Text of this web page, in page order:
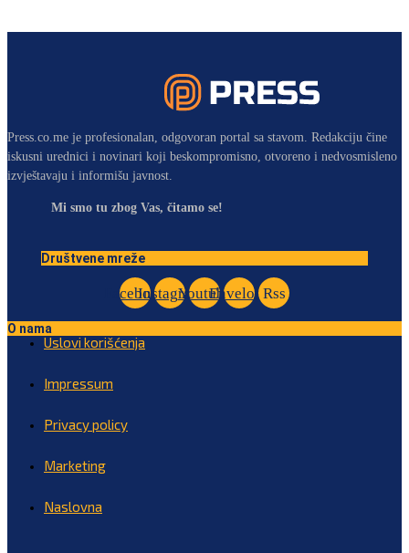
Press.co.me je profesionalan, odgovoran portal sa stavom. Redakciju čine
iskusni urednici i novinari koji beskompromisno, otvoreno i nedvosmisleno
izvještavaju i informišu javnost.
Mi smo tu zbog Vas, čitamo se!
Društvene mreže
Facebook
InstagramYoutubeEnvelopeRss
O nama
Uslovi korišćenja
Impressum
Privacy policy
Marketing
Naslovna